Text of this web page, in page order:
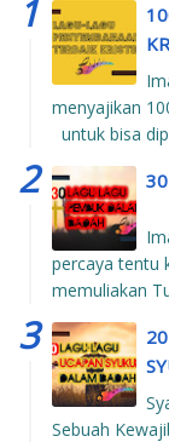
menyajikan
untuk bisa
percaya tentu
memuliakan
Sebuah